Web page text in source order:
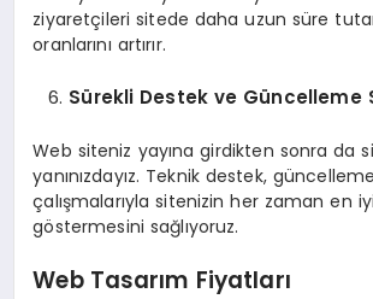
ziyaretçileri sitede daha uzun süre
oranlarını artırır.
Sürekli Destek ve Güncelleme
Web siteniz yayına girdikten sonra da
yanınızdayız. Teknik destek,
çalışmalarıyla sitenizin her zaman en
göstermesini sağlıyoruz.
Web Tasarım Fiyatları